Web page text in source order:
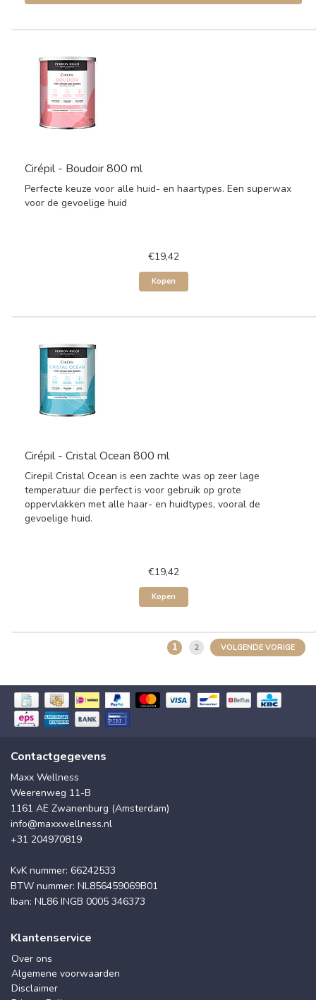
Cirépil - Boudoir 800 ml
Perfecte keuze voor alle huid- en haartypes. Een superwax
voor de gevoelige huid
€19,42
Kopen
Cirépil - Cristal Ocean 800 ml
Cirepil Cristal Ocean is een zachte was op zeer lage
temperatuur die perfect is voor gebruik op grote
oppervlakken met alle haar- en huidtypes, vooral de
gevoelige huid.
€19,42
Kopen
1 2 VOLGENDE VORIGE
Contactgegevens
Maxx Wellness
Weerenweg 11-B
1161 AE Zwanenburg (Amsterdam)
info@maxxwellness.nl
+31 204970819
KvK nummer: 66242533
BTW nummer: NL856459069B01
Iban: NL86 INGB 0005 346373
Klantenservice
Over ons
Algemene voorwaarden
Disclaimer